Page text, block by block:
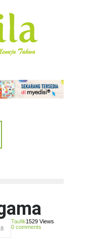
Taufik1529 Views
0 comments